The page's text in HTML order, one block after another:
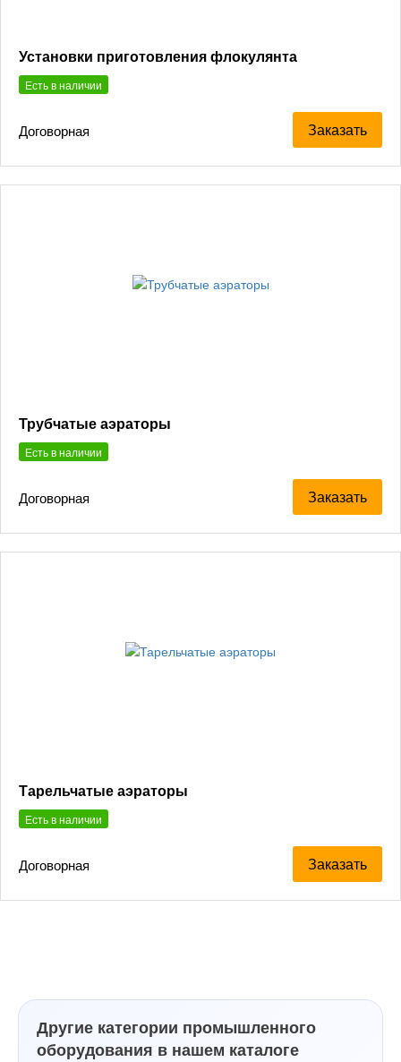
Установки приготовления флокулянта
Есть в наличии
Договорная Заказать
Трубчатые аэраторы
Есть в наличии
Договорная Заказать
Тарельчатые аэраторы
Есть в наличии
Договорная Заказать
Другие категории промышленного
оборудования в нашем каталоге